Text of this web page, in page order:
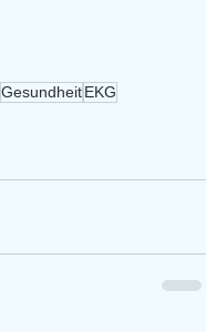
GesundheitEKG